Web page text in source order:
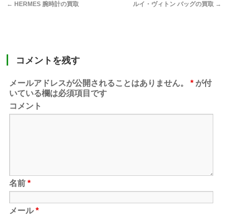
← HERMES 腕時計の買取 ルイ・ヴィトン バッグの買取 →
コメントを残す
メールアドレスが公開されることはありません。 * が付
いている欄は必須項目です
コメント
名前*
メール*